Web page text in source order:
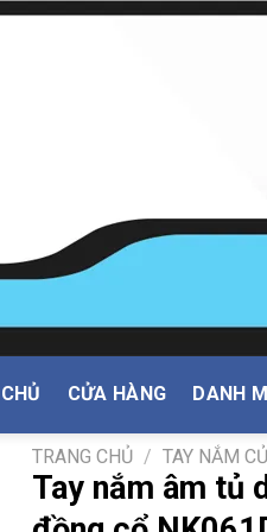
CỬA HÀNG DANH
TRANG CHỦ / TAY NẮM
Tay nắm âm tủ